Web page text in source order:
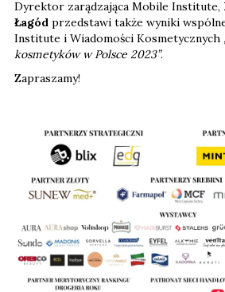
Dyrektor zarądzająca Mobile Institute,
Łagód przedstawi także wyniki
Institute i Wiadomości Kosmetycznych
kosmetyków w Polsce 2023”.
Zapraszamy!